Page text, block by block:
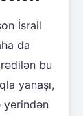
İsrail
da
bu
yanaşı,
yerindən